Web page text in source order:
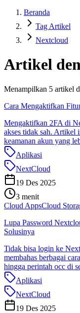
Beranda
Tag Artikel
Nextcloud
Artikel
Menampilkan 5 artikel
Cara Mengaktifkan
Mengaktifkan 2FA di
akses tidak sah. Artikel
keamanan akun yang
Aplikasi
NextCloud
19 Des 2025
3 menit
Cloud AppsCloud
Lupa Password
Solusinya
Tidak bisa login ke
membahas berbagai
hingga perintah occ di
Aplikasi
NextCloud
19 Des 2025